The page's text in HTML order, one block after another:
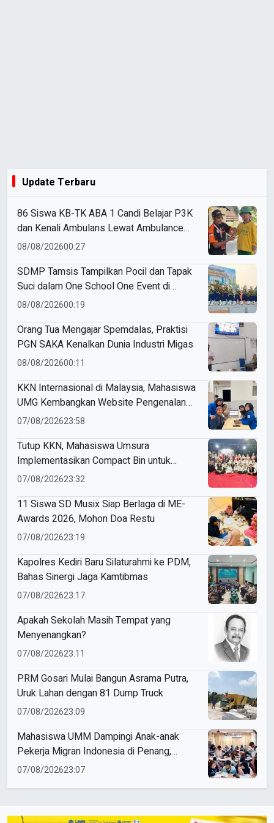
Update Terbaru
86 Siswa KB-TK ABA 1 Candi Belajar P3K
dan Kenali Ambulans Lewat Ambulance
Goes to Schools
08/08/202600:27
SDMP Tamsis Tampilkan Pocil dan Tapak
Suci dalam One School One Event di
Mojokerto
08/08/202600:19
Orang Tua Mengajar Spemdalas, Praktisi
PGN SAKA Kenalkan Dunia Industri Migas
08/08/202600:11
KKN Internasional di Malaysia, Mahasiswa
UMG Kembangkan Website Pengenalan
Budaya Indonesia
07/08/202623:58
Tutup KKN, Mahasiswa Umsura
Implementasikan Compact Bin untuk
Sampah Anorganik di Ketabang
07/08/202623:32
11 Siswa SD Musix Siap Berlaga di ME-
Awards 2026, Mohon Doa Restu
07/08/202623:19
Kapolres Kediri Baru Silaturahmi ke PDM,
Bahas Sinergi Jaga Kamtibmas
07/08/202623:17
Apakah Sekolah Masih Tempat yang
Menyenangkan?
07/08/202623:11
PRM Gosari Mulai Bangun Asrama Putra,
Uruk Lahan dengan 81 Dump Truck
07/08/202623:09
Mahasiswa UMM Dampingi Anak-anak
Pekerja Migran Indonesia di Penang,
Perkuat Literasi dan Cinta Tanah Air
07/08/202623:07